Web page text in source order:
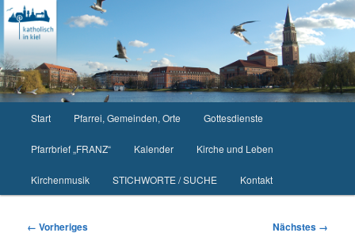
Zum
primären
Inhalt
springen
Start Pfarrei, Gemeinden, Orte Gottesdienste
Pfarrbrief „FRANZ“ Kalender Kirche und Leben
Kirchenmusik STICHWORTE / SUCHE Kontakt
Bilder-
← Vorheriges Nächstes →